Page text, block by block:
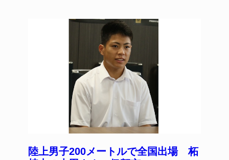
陸上男子200メートルで全国出場 柘